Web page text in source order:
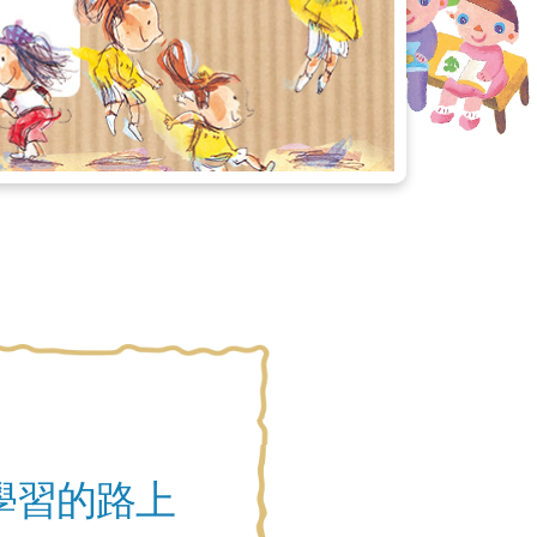
習的路上